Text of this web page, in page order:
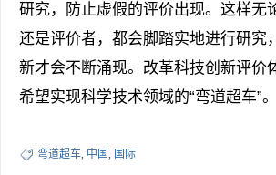
研究，防止虚假的评价出现。这样无
还是评价者，都会脚踏实地进行研究
新才会不断涌现。改革科技创新评价
希望实现科学技术领域的“弯道超车”。
弯道超车, 中国, 国际